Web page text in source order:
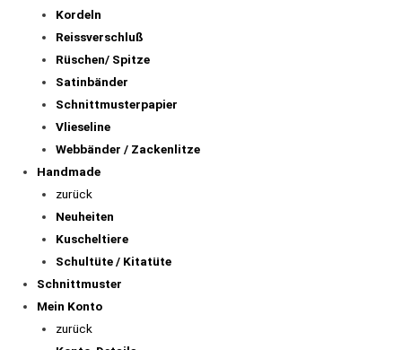
Kordeln
Reissverschluß
Rüschen/ Spitze
Satinbänder
Schnittmusterpapier
Vlieseline
Webbänder / Zackenlitze
Handmade
zurück
Neuheiten
Kuscheltiere
Schultüte / Kitatüte
Schnittmuster
Mein Konto
zurück